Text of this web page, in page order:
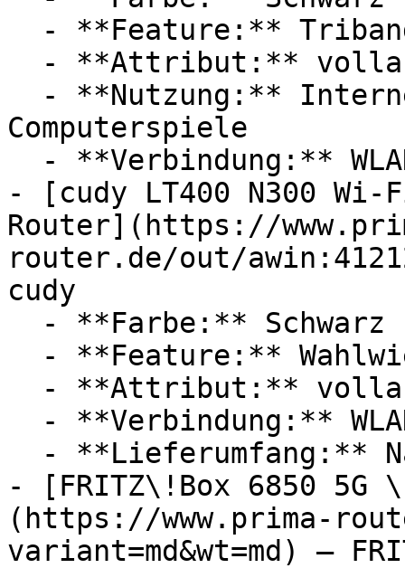
Computerspiele
- [cudy LT400 N300 Wi-
Router](https://
router.de/out/
cudy
- [FRITZ\!Box 6850 5G
(https://www.prima-
variant=md&wt=md) —